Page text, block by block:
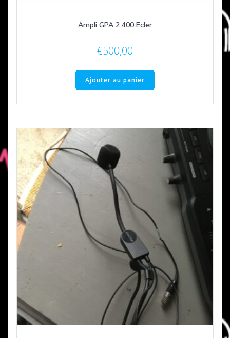
Ampli GPA 2 400 Ecler
€500,00
Ajouter au panier